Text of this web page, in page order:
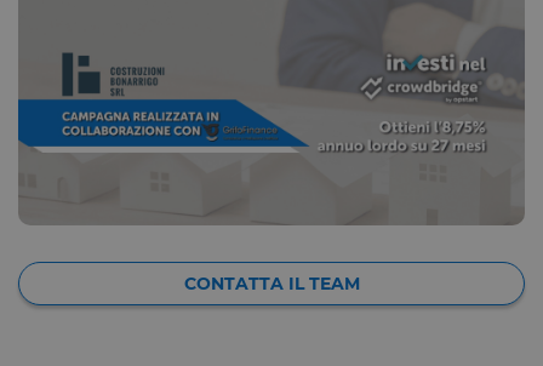
CONTATTA IL TEAM